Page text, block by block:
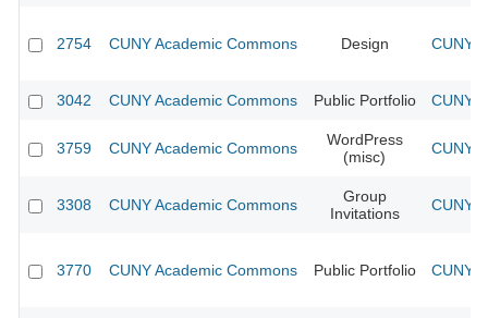
2754 CUNY Academic Commons Design CUNY
3042 CUNY Academic Commons Public Portfolio CUNY
3759 CUNY Academic Commons
WordPress
(misc)
CUNY
3308 CUNY Academic Commons
Group
Invitations
CUNY
3770 CUNY Academic Commons Public Portfolio CUNY